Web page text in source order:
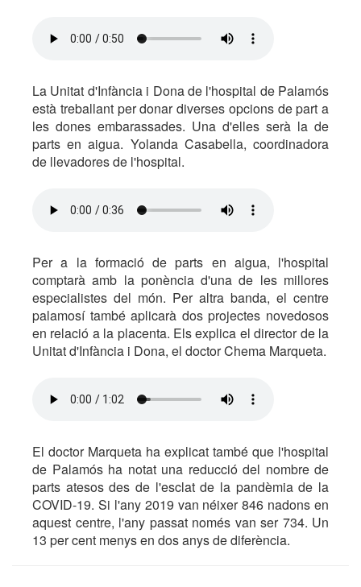
La Unitat d'Infància i Dona de l'hospital de Palamós
està treballant per donar diverses opcions de part a
les dones embarassades. Una d'elles serà la de
parts en aigua. Yolanda Casabella, coordinadora
de llevadores de l'hospital.
Per a la formació de parts en aigua, l'hospital
comptarà amb la ponència d'una de les millores
especialistes del món. Per altra banda, el centre
palamosí també aplicarà dos projectes novedosos
en relació a la placenta. Els explica el director de la
Unitat d'Infància i Dona, el doctor Chema Marqueta.
El doctor Marqueta ha explicat també que l'hospital
de Palamós ha notat una reducció del nombre de
parts atesos des de l'esclat de la pandèmia de la
COVID-19. Si l'any 2019 van néixer 846 nadons en
aquest centre, l'any passat només van ser 734. Un
13 per cent menys en dos anys de diferència.